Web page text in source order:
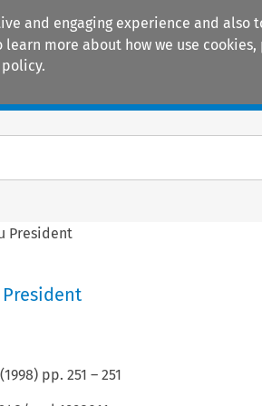
and engaging experience and
more about how we use cookies,
President
President
(1998) pp. 251 – 251